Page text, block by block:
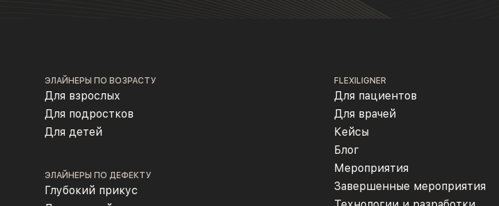
ЭЛАЙНЕРЫ ПО ВОЗРАСТУ
Для взрослых
Для подростков
Для детей
ЭЛАЙНЕРЫ ПО ДЕФЕКТУ
Глубокий прикус
FLEXILIGNER
Для пациентов
Для врачей
Кейсы
Блог
Мероприятия
Завершенные мероприятия